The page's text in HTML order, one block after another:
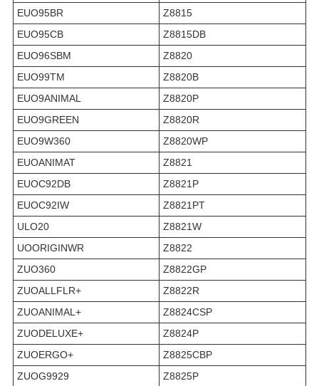
EUO95BR
Z8815
EUO95CB
Z8815DB
EUO96SBM
Z8820
EUO99TM
Z8820B
EUO9ANIMAL
Z8820P
EUO9GREEN
Z8820R
EUO9W360
Z8820WP
EUOANIMAT
Z8821
EUOC92DB
Z8821P
EUOC92IW
Z8821PT
ULO20
Z8821W
UOORIGINWR
Z8822
ZUO360
Z8822GP
ZUOALLFLR+
Z8822R
ZUOANIMAL+
Z8824CSP
ZUODELUXE+
Z8824P
ZUOERGO+
Z8825CBP
ZUOG9929
Z8825P